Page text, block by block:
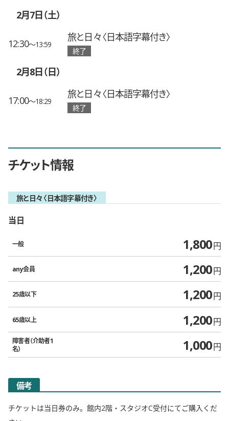
2月7日（土）
12:30〜13:59
旅と日々〈日本語字幕付き〉
終了
2月8日（日）
17:00〜18:29
旅と日々〈日本語字幕付き〉
終了
チケット情報
旅と日々〈日本語字幕付き〉
当日
一般 1,800円
any会員 1,200円
25歳以下 1,200円
65歳以上 1,200円
障害者（介助者1
名）
1,000円
備考
チケットは当日券のみ。館内2階・スタジオC受付にてご購入くだ